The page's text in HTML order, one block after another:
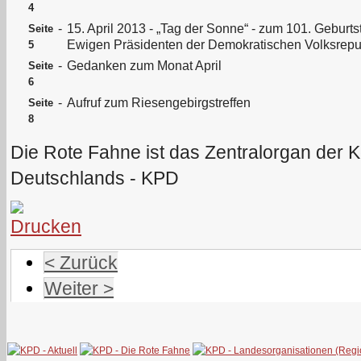
4
Seite
5
- 15. April 2013 - „Tag der Sonne“ - zum 101.
Ewigen Präsidenten der Demokratischen
Seite
6
- Gedanken zum Monat April
Seite
8
- Aufruf zum Riesengebirgstreffen
Die Rote Fahne ist das Zentralorgan der
Deutschlands - KPD
< Zurück
Weiter >